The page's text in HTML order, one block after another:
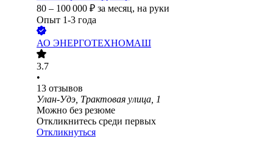
80 – 100 000 ₽ за месяц, на руки
Опыт 1-3 года
АО ЭНЕРГОТЕХНОМАШ
3.7
•
13 отзывов
Улан-Удэ, Трактовая улица, 1
Можно без резюме
Откликнитесь среди первых
Откликнуться